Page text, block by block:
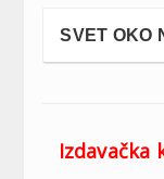
SVET OKO
Izdavačka